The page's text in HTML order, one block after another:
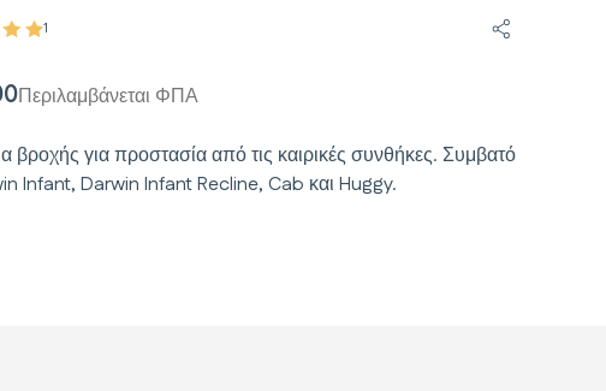
πραγματικότητα
γκαλερί
1
Περιλαμβάνεται ΦΠΑ
βροχής για προστασία από τις καιρικές συνθήκες. Συμβατό
Infant, Darwin Infant Recline, Cab και Huggy.